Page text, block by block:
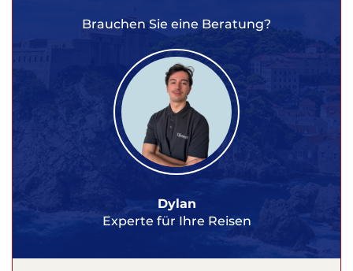
Brauchen Sie eine Beratung?
Dylan
Experte für Ihre Reisen